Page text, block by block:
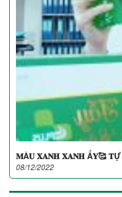
𝐌À𝐔 𝐗𝐀𝐍𝐇 𝐗𝐀𝐍𝐇 Ấ𝐘🥰
08/12/2022